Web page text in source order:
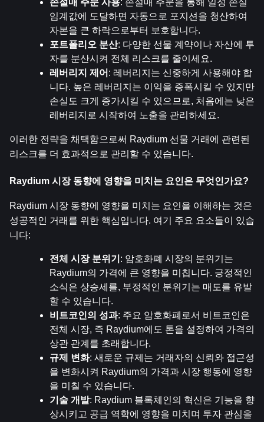
손절매 주문 사용: 손절매 주문을 통해 일정 손실
임계값에 도달하면 자동으로 포지션을 청산하여
자본을 큰 하락으로부터 보호합니다.
포트폴리오 분산: 다양한 선물 계약이나 자산에 투
자를 분산시켜 전체 리스크를 줄이세요.
레버리지 제어 : 레버리지는 신중하게 사용해야 합
니다. 높은 레버리지는 이익을 증폭시킬 수 있지만
손실도 크게 증가시킬 수 있으므로, 처음에는 낮은
레버리지로 시작하여 노출을 관리하세요.
이러한 전략을 채택함으로써 Raydium 선물 거래에 관련된
리스크를 더 효과적으로 관리할 수 있습니다.
Raydium 시장 동향에 영향을 미치는 요인은 무엇인가요?
Raydium 시장 동향에 영향을 미치는 요인을 이해하는 것은
성공적인 거래를 위한 핵심입니다. 여기 주요 요소들이 있습
니다:
전체 시장 분위기 : 암호화폐 시장의 분위기는
Raydium의 가격에 큰 영향을 미칩니다. 긍정적인
소식은 상승세를, 부정적인 분위기는 매도를 유발
할 수 있습니다.
비트코인의 성과: 주요 암호화폐로서 비트코인은
전체 시장, 즉 Raydium에도 톤을 설정하여 가격의
상관 관계를 초래합니다.
규제 변화: 새로운 규제는 거래자의 신뢰와 접근성
을 변화시켜 Raydium의 가격과 시장 행동에 영향
을 미칠 수 있습니다.
기술 개발: Raydium 블록체인의 혁신은 기능을 향
상시키고 공급 역학에 영향을 미치며 투자 관심을